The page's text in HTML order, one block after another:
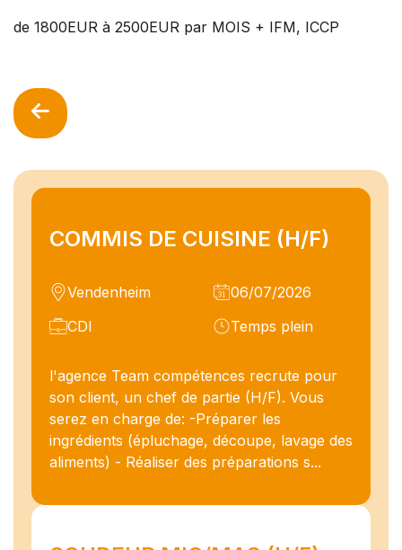
COMMIS DE CUISINE (H/F)
Vendenheim
06/07/2026
CDI
Temps plein
l'agence Team compétences recrute pour
son client, un chef de partie (H/F). Vous
serez en charge de: -Préparer les
ingrédients (épluchage, découpe, lavage des
aliments) - Réaliser des préparations s...
de 1800EUR à 2500EUR par MOIS + IFM, ICCP